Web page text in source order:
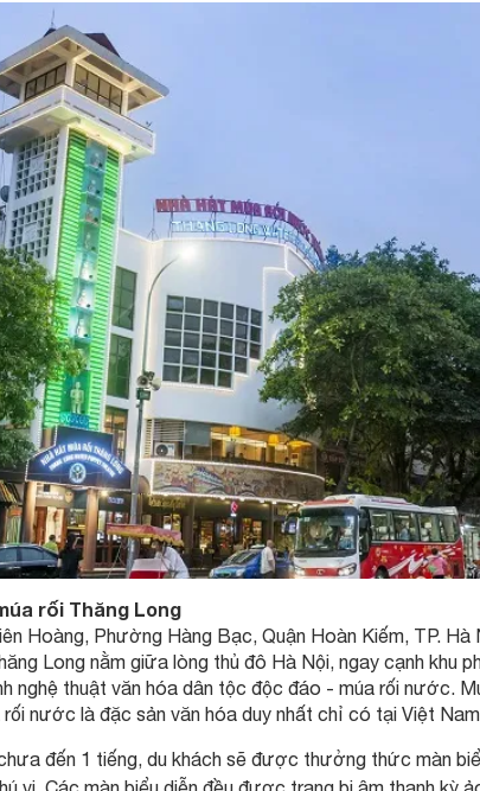
rối Thăng Long
Hoàng, Phường Hàng Bạc, Quận Hoàn Kiếm, TP. Hà
Long nằm giữa lòng thủ đô Hà Nội, ngay cạnh khu
nghệ thuật văn hóa dân tộc độc đáo - múa rối nước.
nước là đặc sản văn hóa duy nhất chỉ có tại Việt
đến 1 tiếng, du khách sẽ được thưởng thức màn